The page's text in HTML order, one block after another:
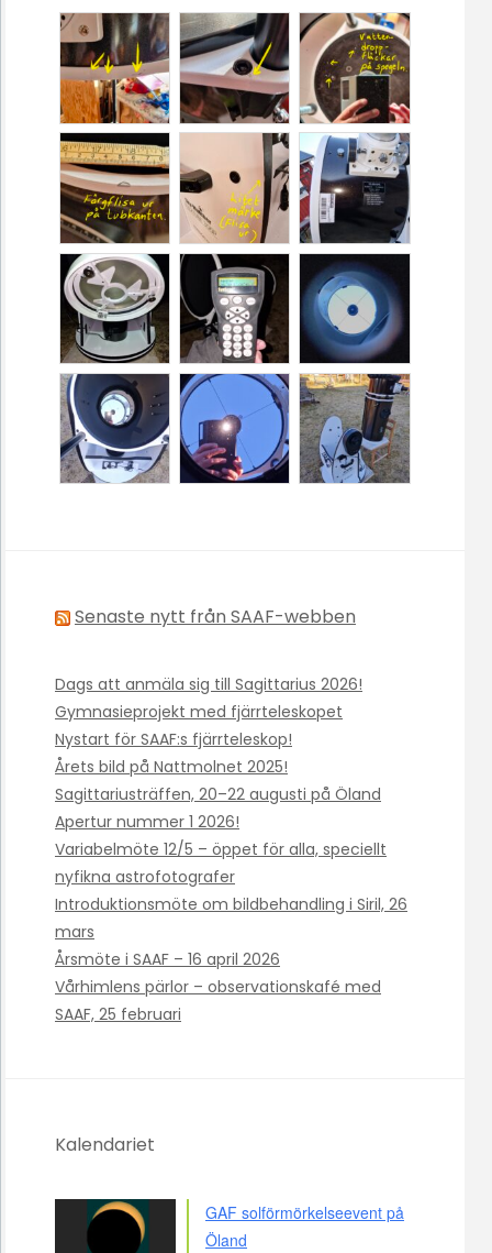
Senaste nytt från SAAF-webben
Dags att anmäla sig till Sagittarius 2026!
Gymnasieprojekt med fjärrteleskopet
Nystart för SAAF:s fjärrteleskop!
Årets bild på Nattmolnet 2025!
Sagittariusträffen, 20–22 augusti på Öland
Apertur nummer 1 2026!
Variabelmöte 12/5 – öppet för alla, speciellt
nyfikna astrofotografer
Introduktionsmöte om bildbehandling i Siril, 26
mars
Årsmöte i SAAF – 16 april 2026
Vårhimlens pärlor – observationskafé med
SAAF, 25 februari
Kalendariet
GAF solförmörkelseevent på
Öland